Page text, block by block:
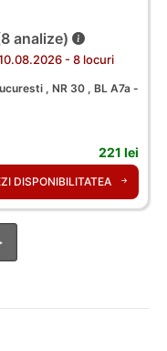
analize)
- 8 locuri
, NR 30 , BL A7a -
221 lei
DISPONIBILITATEA